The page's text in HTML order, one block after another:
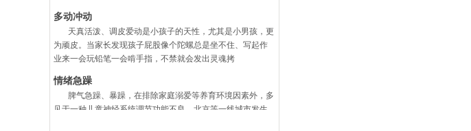
多动冲动
天真活泼、调皮爱动是小孩子的天性，尤其是小男孩，更
为顽皮。当家长发现孩子屁股像个陀螺总是坐不住、写起作
业来一会玩铅笔一会啃手指，不禁就会发出灵魂拷
情绪急躁
脾气急躁、暴躁，在排除家庭溺爱等养育环境因素外，多
见于一种儿童神经系统调节功能不良，北京等一线城市发生